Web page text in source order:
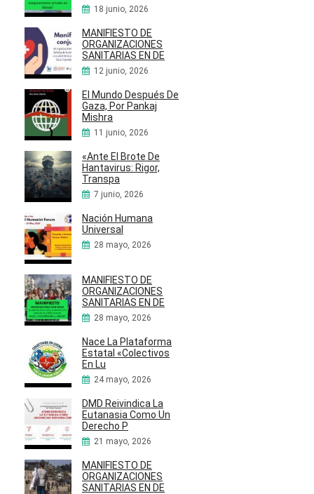
18 junio, 2026
MANIFIESTO DE
ORGANIZACIONES
SANITARIAS EN DE
12 junio, 2026
El Mundo Después De
Gaza, Por Pankaj
Mishra
11 junio, 2026
«Ante El Brote De
Hantavirus: Rigor,
Transpa
7 junio, 2026
Nación Humana
Universal
28 mayo, 2026
MANIFIESTO DE
ORGANIZACIONES
SANITARIAS EN DE
28 mayo, 2026
Nace La Plataforma
Estatal «Colectivos
En Lu
24 mayo, 2026
DMD Reivindica La
Eutanasia Como Un
Derecho P
21 mayo, 2026
MANIFIESTO DE
ORGANIZACIONES
SANITARIAS EN DE